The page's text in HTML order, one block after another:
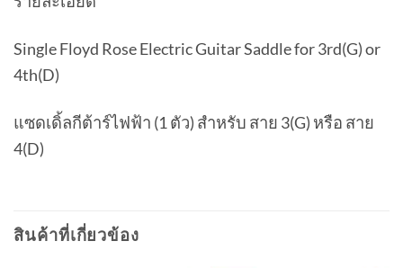
Single Floyd Rose Electric Guitar Saddle for 3rd(G) or
4th(D)
แซดเดิ้ลกีต้าร์ไฟฟ้า (1 ตัว) สำหรับ สาย 3(G) หรือ สาย
4(D)
สินค้าที่เกี่ยวข้อง